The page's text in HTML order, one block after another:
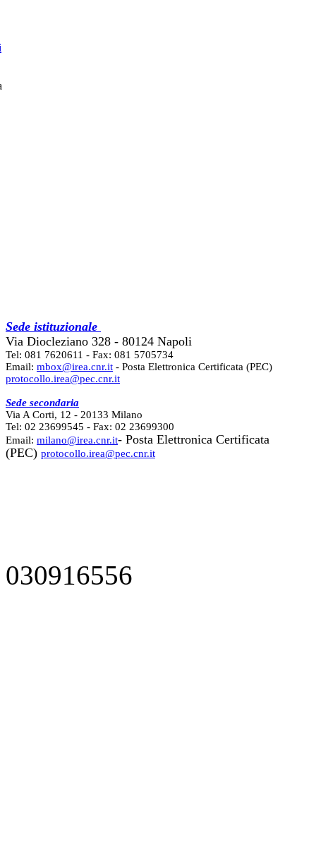
Sede istituzionale
Via Diocleziano 328 - 80124 Napoli
Tel: 081 7620611 - Fax: 081 5705734
Email: mbox@irea.cnr.it - Posta Elettronica Certificata (PEC)
protocollo.irea@pec.cnr.it
Sede secondaria
Via A Corti, 12 - 20133 Milano
Tel: 02 23699545 - Fax: 02 23699300
Email: milano@irea.cnr.it- Posta Elettronica Certificata
(PEC) protocollo.irea@pec.cnr.it
030916556